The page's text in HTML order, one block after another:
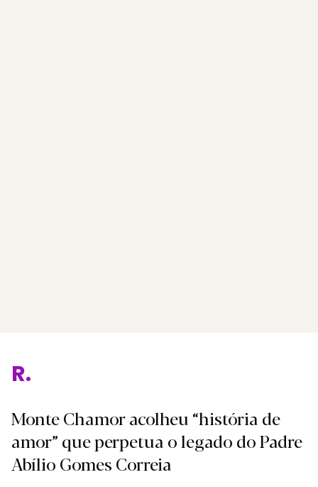
Re
Monte Chamor acolheu “história de
amor” que perpetua o legado do Padre
Abílio Gomes Correia